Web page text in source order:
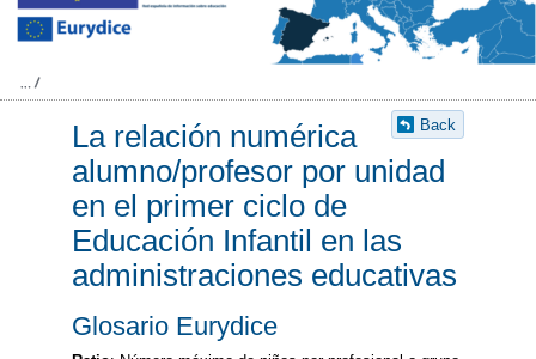
Back
La relación numérica
alumno/profesor por unidad
en el primer ciclo de
Educación Infantil en las
administraciones educativas
Glosario Eurydice